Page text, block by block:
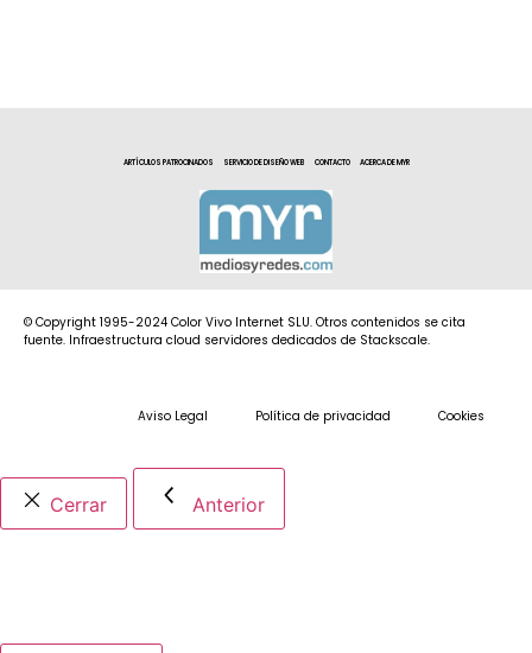
ARTÍCULOS PATROCINADOS SERVICIO DE DISEÑO WEB CONTACTO ACERCA DE MYR
© Copyright 1995-2024 Color Vivo Internet SLU. Otros contenidos se cita
fuente. Infraestructura cloud servidores dedicados de Stackscale.
Aviso Legal Política de privacidad Cookies
Cerrar Anterior